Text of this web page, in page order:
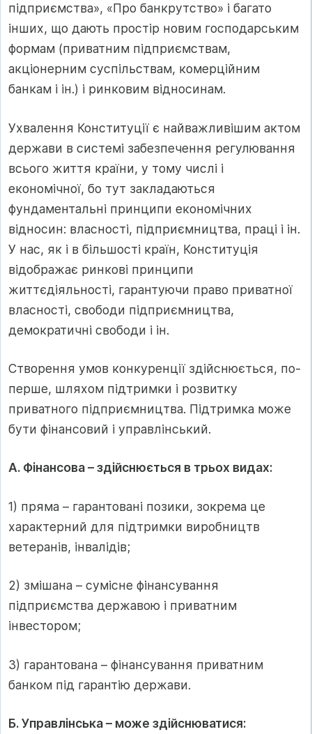
підприємства», «Про банкрутство» і багато
інших, що дають простір новим господарським
формам (приватним підприємствам,
акціонерним суспільствам, комерційним
банкам і ін.) і ринковим відносинам.
Ухвалення Конституції є найважливішим актом
держави в системі забезпечення регулювання
всього життя країни, у тому числі і
економічної, бо тут закладаються
фундаментальні принципи економічних
відносин: власності, підприємництва, праці і ін.
У нас, як і в більшості країн, Конституція
відображає ринкові принципи
життєдіяльності, гарантуючи право приватної
власності, свободи підприємництва,
демократичні свободи і ін.
Створення умов конкуренції здійснюється, по-
перше, шляхом підтримки і розвитку
приватного підприємництва. Підтримка може
бути фінансовий і управлінський.
А. Фінансова – здійснюється в трьох видах:
1) пряма – гарантовані позики, зокрема це
характерний для підтримки виробництв
ветеранів, інвалідів;
2) змішана – сумісне фінансування
підприємства державою і приватним
інвестором;
3) гарантована – фінансування приватним
банком під гарантію держави.
Б. Управлінська – може здійснюватися: